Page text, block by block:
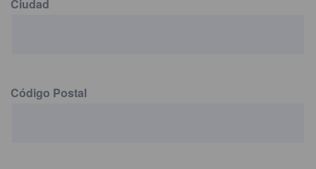
Ciudad
Código Postal